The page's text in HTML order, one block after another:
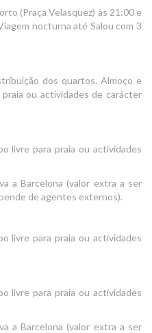
(Praça Velasquez) às 21:00 e
nocturna até Salou com 3
dos quartos. Almoço e
ou actividades de carácter
livre para praia ou actividades
a Barcelona (valor extra a ser
de agentes externos).
livre para praia ou actividades
livre para praia ou actividades
a Barcelona (valor extra a ser